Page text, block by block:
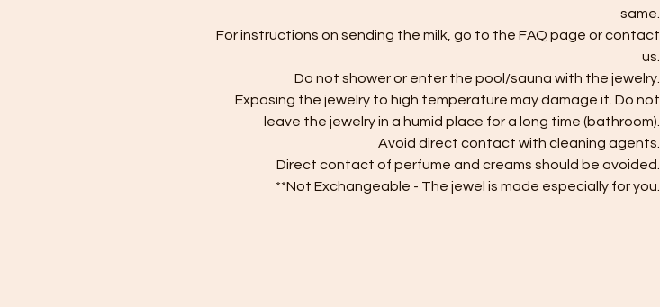
same.
For instructions on sending the milk, go to the FAQ page or contact
us.
Do not shower or enter the pool/sauna with the jewelry.
Exposing the jewelry to high temperature may damage it. Do not
leave the jewelry in a humid place for a long time (bathroom).
Avoid direct contact with cleaning agents.
Direct contact of perfume and creams should be avoided.
**Not Exchangeable - The jewel is made especially for you.